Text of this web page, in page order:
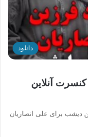
دانلود
آنلاین
دیشب برای علی انصاریان